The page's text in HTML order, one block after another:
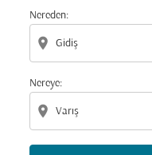
Nereden:
location_on
Nereye:
location_on